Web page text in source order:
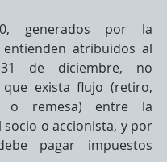
generados por la
atribuidos al
de diciembre, no
exista flujo (retiro,
o remesa) entre la
socio o accionista, y por
pagar impuestos